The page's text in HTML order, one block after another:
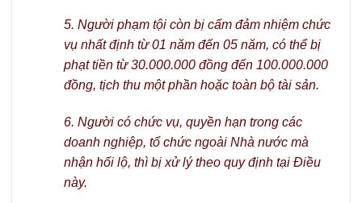
5. Người phạm tội còn bị cấm đảm nhiệm chức
vụ nhất định từ 01 năm đến 05 năm, có thể bị
phạt tiền từ 30.000.000 đồng đến 100.000.000
đồng, tịch thu một phần hoặc toàn bộ tài sản.
6. Người có chức vụ, quyền hạn trong các
doanh nghiệp, tổ chức ngoài Nhà nước mà
nhận hối lộ, thì bị xử lý theo quy định tại Điều
này.